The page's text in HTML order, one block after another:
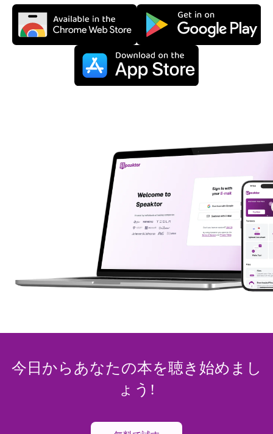
今日からあなたの本を聴き始めまし
ょう!